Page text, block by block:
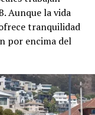
Aunque la vida
tranquilidad
por encima del